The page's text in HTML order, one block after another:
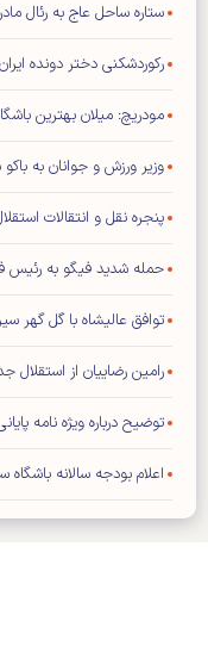
ستاره ساحل عاج به رئال
رکوردشکنی دختر دونده
مودریچ: میلان بهترین
وزیر ورزش و جوانان به
پنجره نقل و انتقالات
حمله شدید فیگو به رئیس
توافق عالیشاه با گل گهر
رامین رضاییان از استقلال
توضیح درباره ویژه نامه پایانی
اعلام بودجه سالانه
محمد صلاح به «ترابزون